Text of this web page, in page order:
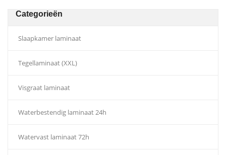
Categorieën
Slaapkamer laminaat
Tegellaminaat (XXL)
Visgraat laminaat
Waterbestendig laminaat 24h
Watervast laminaat 72h